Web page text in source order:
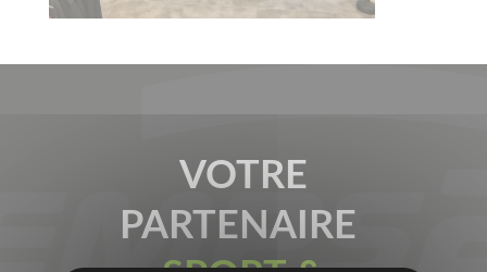
VOTRE
PARTENAIRE